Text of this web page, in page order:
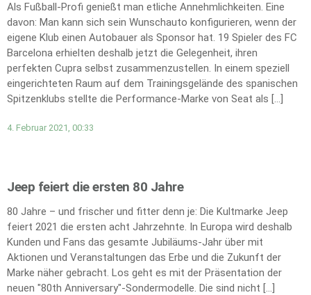
Als Fußball-Profi genießt man etliche Annehmlichkeiten. Eine
davon: Man kann sich sein Wunschauto konfigurieren, wenn der
eigene Klub einen Autobauer als Sponsor hat. 19 Spieler des FC
Barcelona erhielten deshalb jetzt die Gelegenheit, ihren
perfekten Cupra selbst zusammenzustellen. In einem speziell
eingerichteten Raum auf dem Trainingsgelände des spanischen
Spitzenklubs stellte die Performance-Marke von Seat als […]
4. Februar 2021, 00:33
Jeep feiert die ersten 80 Jahre
80 Jahre – und frischer und fitter denn je: Die Kultmarke Jeep
feiert 2021 die ersten acht Jahrzehnte. In Europa wird deshalb
Kunden und Fans das gesamte Jubiläums-Jahr über mit
Aktionen und Veranstaltungen das Erbe und die Zukunft der
Marke näher gebracht. Los geht es mit der Präsentation der
neuen "80th Anniversary"-Sondermodelle. Die sind nicht […]